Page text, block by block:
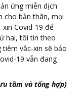
ứng miễn dịch
cho bản thân, mọi
Covid-19 để
hai, tôi tin theo
vắc-xin sẽ bảo
19 vẫn đang
tầm và tổng hợp)